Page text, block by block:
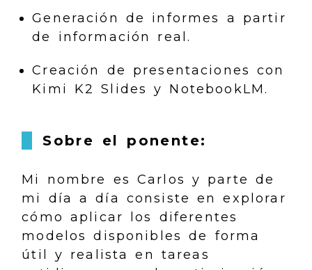
Generación de informes a partir
de información real.
Creación de presentaciones con
Kimi K2 Slides y NotebookLM.
Sobre el ponente:
Mi nombre es Carlos y parte de
mi día a día consiste en explorar
cómo aplicar los diferentes
modelos disponibles de forma
útil y realista en tareas